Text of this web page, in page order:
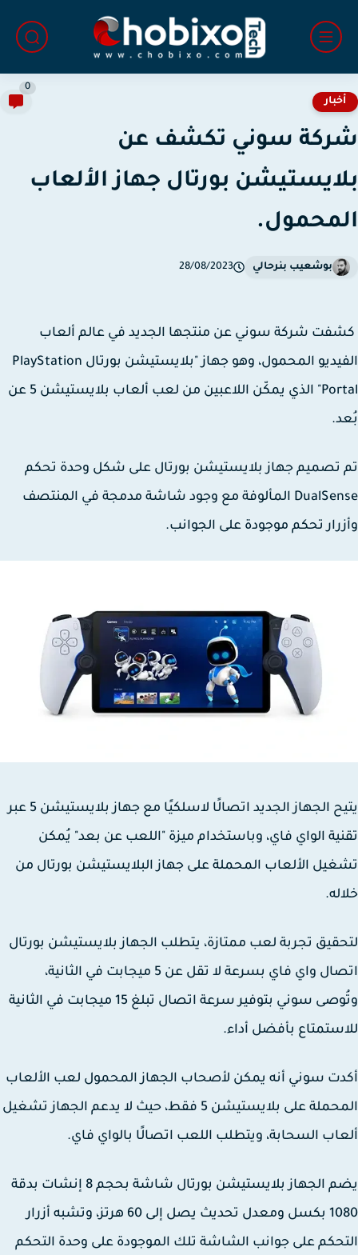
سوني تكشف عن
بورتال جهاز الألعاب
بوشعيب بنرحالي 28/08/2023
شركة سوني عن منتجها الجديد في عالم ألعاب
الفيديو المحمول، وهو جهاز "بلايستيشن بورتال PlayStation
Portal" الذي يمكّن اللاعبين من لعب ألعاب بلايستيشن 5 عن
تصميم جهاز بلايستيشن بورتال على شكل وحدة تحكم
DualSense المألوفة مع وجود شاشة مدمجة في المنتصف
تحكم موجودة على الجوانب.
يتيح الجهاز الجديد اتصالًا لاسلكيًا مع جهاز بلايستيشن 5 عبر
الواي فاي، وباستخدام ميزة "اللعب عن بعد" يُمكن
الألعاب المحملة على جهاز البلايستيشن بورتال من
تجربة لعب ممتازة، يتطلب الجهاز بلايستيشن بورتال
اتصال واي فاي بسرعة لا تقل عن 5 ميجابت في الثانية،
وتُوصى سوني بتوفير سرعة اتصال تبلغ 15 ميجابت في الثانية
بأفضل أداء.
سوني أنه يمكن لأصحاب الجهاز المحمول لعب الألعاب
المحملة على بلايستيشن 5 فقط، حيث لا يدعم الجهاز تشغيل
السحابة، ويتطلب اللعب اتصالًا بالواي فاي.
يضم الجهاز بلايستيشن بورتال شاشة بحجم 8 إنشات بدقة
1080 بكسل ومعدل تحديث يصل إلى 60 هرتز، وتشبه أزرار
على جوانب الشاشة تلك الموجودة على وحدة التحكم